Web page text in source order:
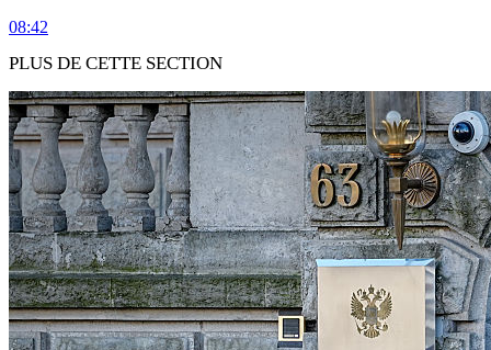
08:42
PLUS DE CETTE SECTION